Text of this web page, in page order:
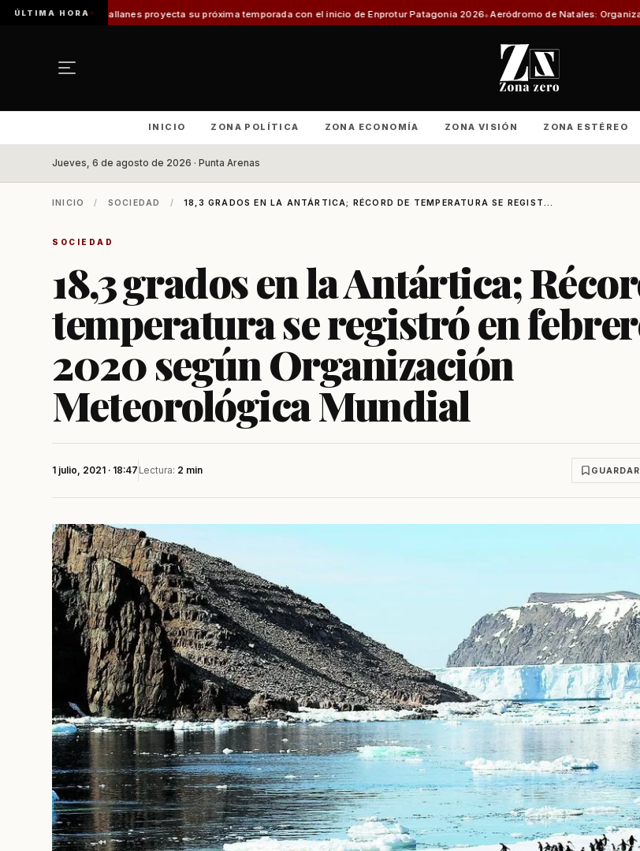
ÚLTIMA HORA
Magallanes proyecta su próxima temporada con el inicio de Enprotur Patagonia 2026 Aeródromo de Natales: Organizaciones
INICIO ZONA POLÍTICA ZONA ECONOMÍA ZONA VISIÓN ZONA ESTÉREO
Jueves, 6 de agosto de 2026 · Punta Arenas
INICIO / SOCIEDAD / 18,3 GRADOS EN LA ANTÁRTICA; RÉCORD DE TEMPERATURA SE REGIST...
SOCIEDAD
18,3 grados en la Antártica;
temperatura se registró en
2020 según Organización
Meteorológica Mundial
1 julio, 2021 · 18:47 Lectura: 2 min GUARDAR